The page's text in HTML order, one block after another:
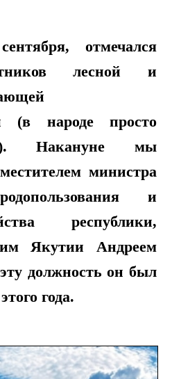
отмечался
лесной и
(в народе просто
Накануне мы
министра
и
республики,
Якутии Андреем
должность он был
года.